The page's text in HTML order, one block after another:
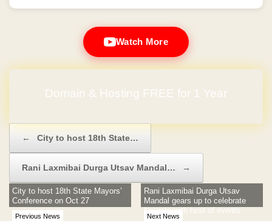
Watch More
Domain & Hosting FREE for 1 Year
← City to host 18th State…
Rani Laxmibai Durga Utsav Mandal… →
Previous News
City to host 18th State Mayors’
Conference on Oct 27
Next News
Rani Laxmibai Durga Utsav
Mandal gears up to celebrate
Navratri with host of events